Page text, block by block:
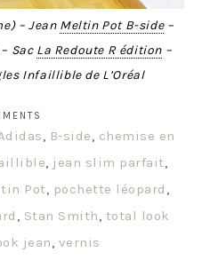
– Jean Meltin Pot B-side–
Sac La Redoute R édition –
Infaillible de L’Oréal
, B-side, chemise en
, jean slim parfait,
Pot, pochette léopard ,
, Stan Smith, total look
jean, vernis